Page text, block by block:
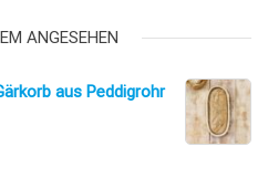
ANGESEHEN
aus Peddigrohr